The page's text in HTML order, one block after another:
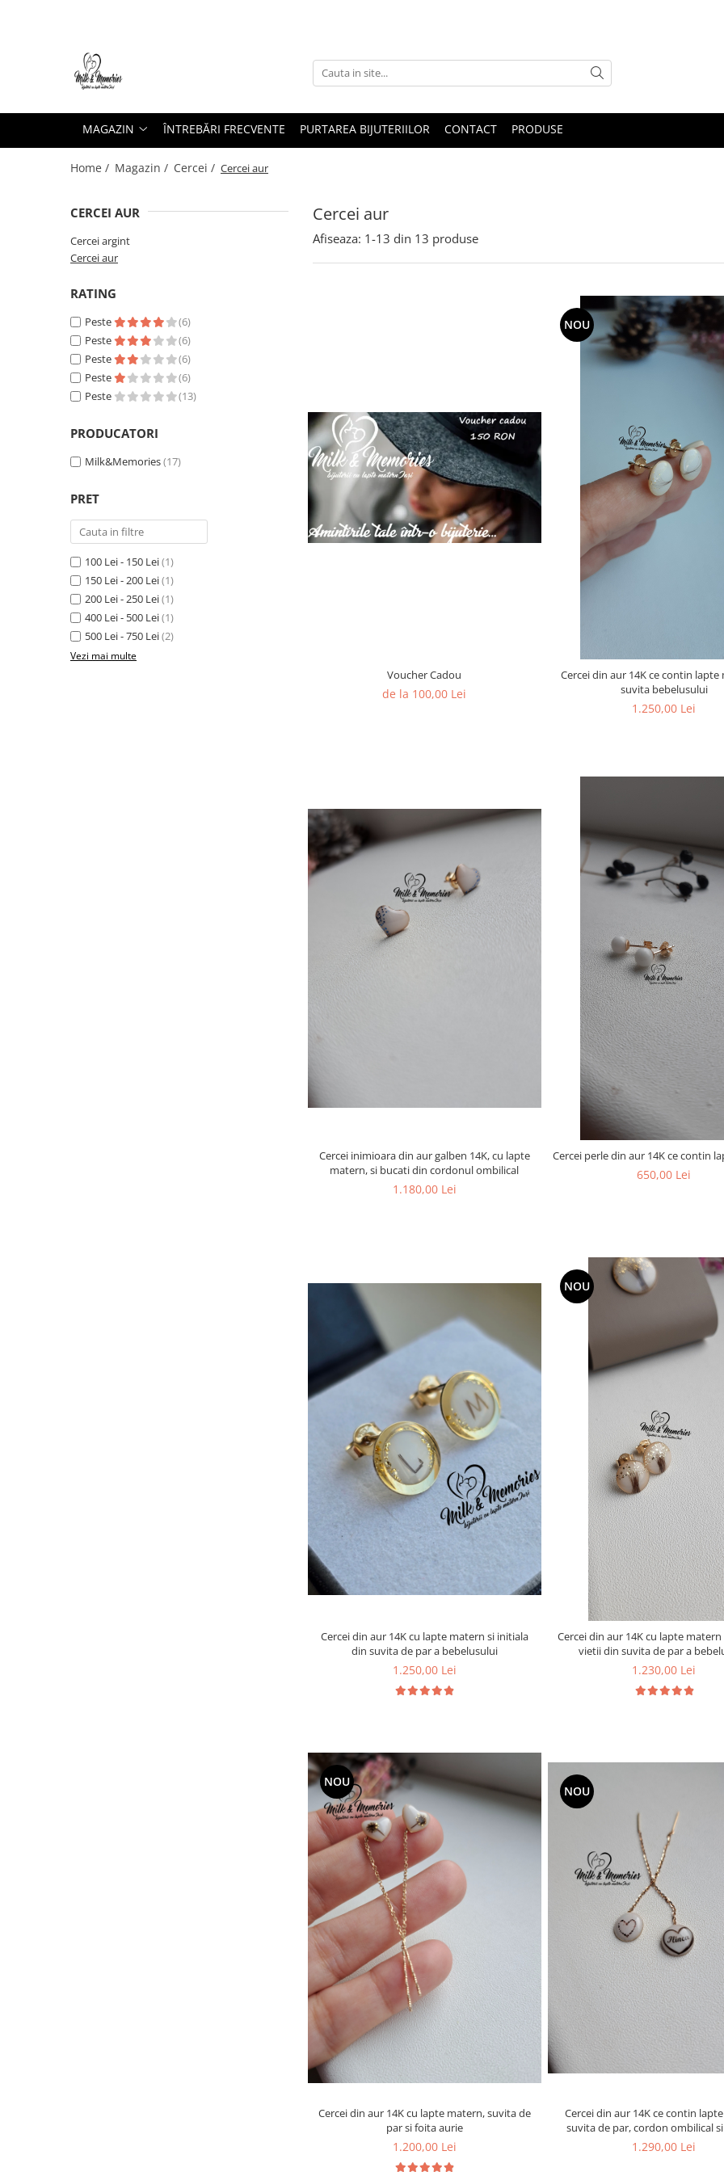
Brățări aur
Brățări argint
Cercei argint
Pandantive
Pandantive aur
Pandantive argint
Vouchere Cadou
Seturi din aur
MAGAZIN ÎNTREBĂRI FRECVENTE PURTAREA BIJUTERIILOR CONTACT PRODUSE
Home / Magazin / Cercei / Cercei aur
Cercei aur
CERCEI AUR
Cercei argint
Cercei aur
RATING
Peste
(6)
Peste
(6)
Peste
(6)
Peste
(6)
Peste
(13)
PRODUCATORI
Milk&Memories(17)
PRET
100 Lei - 150 Lei(1)
150 Lei - 200 Lei(1)
200 Lei - 250 Lei(1)
400 Lei - 500 Lei(1)
500 Lei - 750 Lei(2)
Vezi mai multe
Afiseaza: 1-13 din 13 produse
Voucher Cadou
de la 100,00 Lei
NOU
Cercei din aur 14K ce contin lapte
suvita bebelusului
1.250,00 Lei
Cercei inimioara din aur galben 14K, cu lapte
matern, si bucati din cordonul ombilical
1.180,00 Lei
Cercei perle din aur 14K ce contin
650,00 Lei
Cercei din aur 14K cu lapte matern si initiala
din suvita de par a bebelusului
1.250,00 Lei
NOU
Cercei din aur 14K cu lapte
vietii din suvita de par a
1.230,00 Lei
NOU
Cercei din aur 14K cu lapte matern, suvita de
par si foita aurie
1.200,00 Lei
NOU
Cercei din aur 14K ce contin
suvita de par, cordon ombilical
bebelusului
1.290,00 Lei